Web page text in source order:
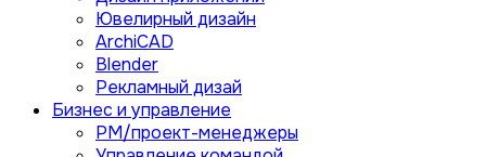
Ювелирный дизайн
ArchiCAD
Blender
Рекламный дизай
Бизнес и управление
PM/проект-менеджеры